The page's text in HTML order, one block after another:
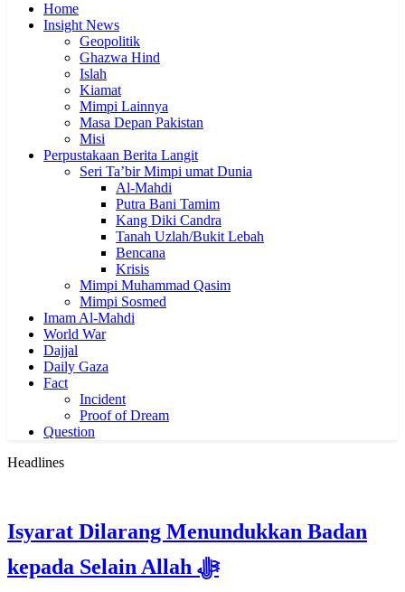
Home
Insight News
Geopolitik
Ghazwa Hind
Islah
Kiamat
Mimpi Lainnya
Masa Depan Pakistan
Misi
Perpustakaan Berita Langit
Seri Ta’bir Mimpi umat Dunia
Al-Mahdi
Putra Bani Tamim
Kang Diki Candra
Tanah Uzlah/Bukit Lebah
Bencana
Krisis
Mimpi Muhammad Qasim
Mimpi Sosmed
Imam Al-Mahdi
World War
Dajjal
Daily Gaza
Fact
Incident
Proof of Dream
Question
Headlines
Isyarat Dilarang Menundukkan Badan
kepada Selain Allah ﷻ